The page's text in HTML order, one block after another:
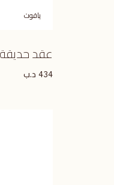
ياقوت
عقد
434 د.ب